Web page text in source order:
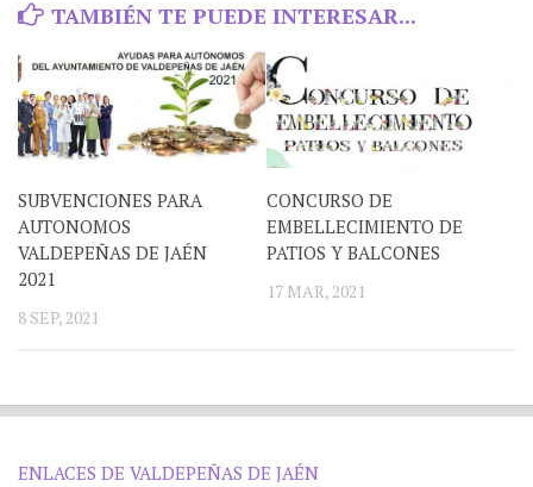
TAMBIÉN TE PUEDE INTERESAR...
SUBVENCIONES PARA
AUTONOMOS
VALDEPEÑAS DE JAÉN
2021
8 SEP, 2021
CONCURSO DE
EMBELLECIMIENTO DE
PATIOS Y BALCONES
17 MAR, 2021
ENLACES DE VALDEPEÑAS DE JAÉN